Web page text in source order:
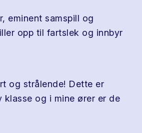
eminent samspill og
opp til fartslek og innbyr
og strålende! Dette er
klasse og i mine ører er de